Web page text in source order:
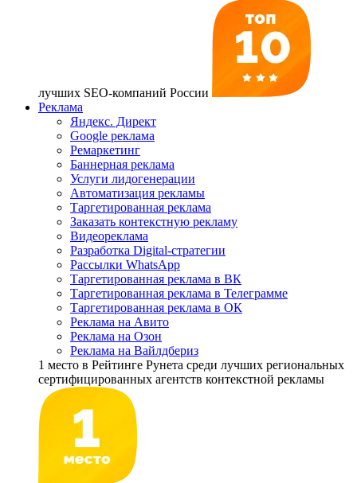
лучших SEO-компаний России
Реклама
Яндекс. Директ
Google реклама
Ремаркетинг
Баннерная реклама
Услуги лидогенерации
Автоматизация рекламы
Таргетированная реклама
Заказать контекстную рекламу
Видеореклама
Разработка Digital-стратегии
Рассылки WhatsApp
Таргетированная реклама в ВК
Таргетированная реклама в Телеграмме
Таргетированная реклама в ОК
Реклама на Авито
Реклама на Озон
Реклама на Вайлдбериз
1 место в Рейтинге Рунета cреди лучших региональных
сертифицированных агентств контекстной рекламы